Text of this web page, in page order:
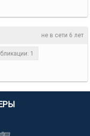
не в сети 6 лет
1